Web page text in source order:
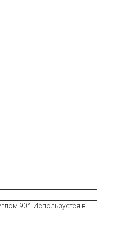
90°. Используется в